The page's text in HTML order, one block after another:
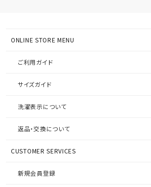
ONLINE STORE MENU
ご利用ガイド
サイズガイド
洗濯表示について
返品・交換について
CUSTOMER SERVICES
新規会員登録